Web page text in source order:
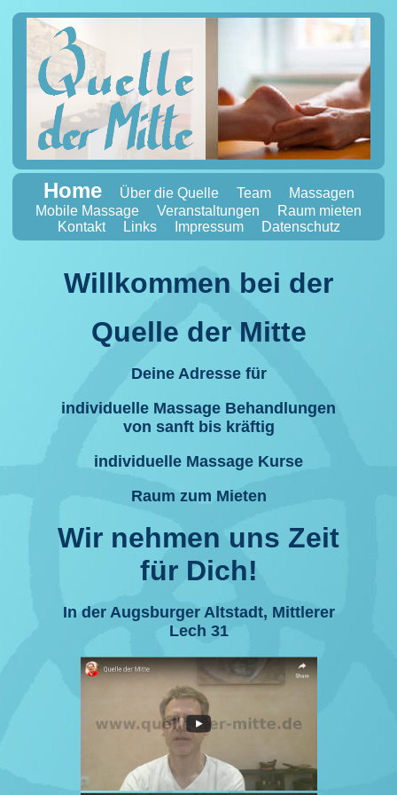
Home Über die Quelle Team
Massagen
Mobile Massage
Veranstaltungen
Raum mieten
Kontakt
Links Impressum Datenschutz
Willkommen bei der
Quelle der Mitte
Deine Adresse für
individuelle Massage Behandlungen
von sanft bis kräftig
individuelle Massage Kurse
Raum zum Mieten
Wir nehmen uns Zeit
für Dich!
In der Augsburger Altstadt, Mittlerer
Lech 31